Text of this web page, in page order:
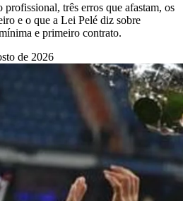
três erros que afastam, os
e o que a Lei Pelé diz sobre
e primeiro contrato.
de 2026